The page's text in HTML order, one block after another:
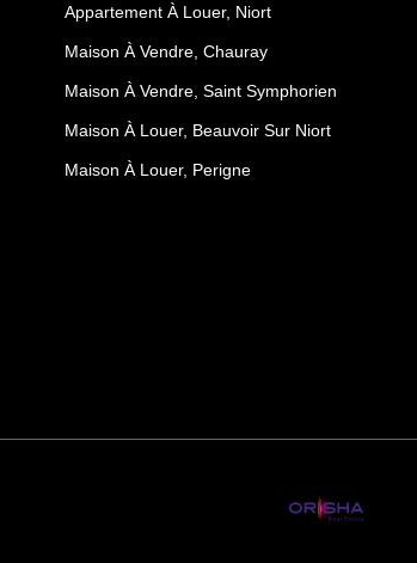
Appartement À Louer, Niort
Maison À Vendre, Chauray
Maison À Vendre, Saint Symphorien
Maison À Louer, Beauvoir Sur Niort
Maison À Louer, Perigne